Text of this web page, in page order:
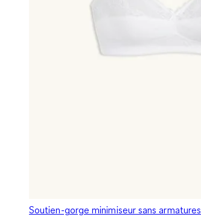
Soutien-gorge minimiseur sans armatures